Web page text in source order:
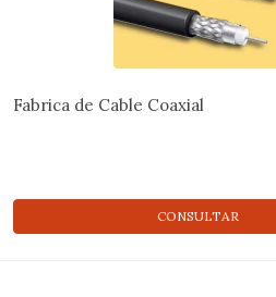
Fabrica de Cable Coaxial
CONSULTAR